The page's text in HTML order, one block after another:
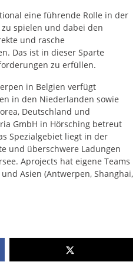
eine führende Rolle in der
spielen und dabei den
und rasche
Das ist in dieser Sparte
zu erfüllen.
in Belgien verfügt
in den Niederlanden sowie
Deutschland und
GmbH in Hörsching betreut
Spezialgebiet liegt in der
und überschwere Ladungen
Aprojects hat eigene Teams
Asien (Antwerpen, Shanghai,